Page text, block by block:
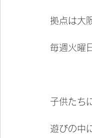
拠点は大
毎週火曜
子供たち
遊びの中